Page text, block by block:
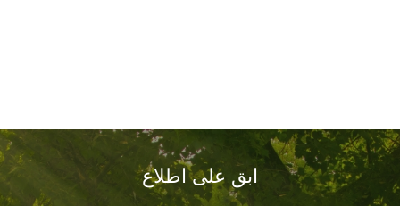
ابق على اطلاع